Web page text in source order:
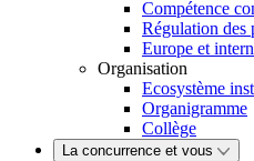
Compétence
Régulation des
Europe et
Organisation
Ecosystème
Organigramme
Collège
La concurrence et vous